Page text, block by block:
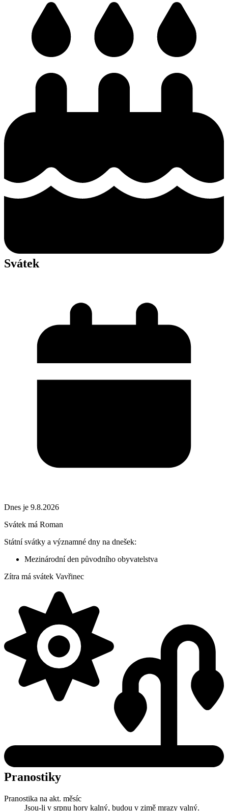
Svátek
Dnes je 9.8.2026
Svátek má Roman
Státní svátky a významné dny na dnešek:
Mezinárodní den původního obyvatelstva
Zítra má svátek Vavřinec
Pranostiky
Pranostika na akt. měsíc
Jsou-li v srpnu hory kalný, budou v zimě mrazy valný.